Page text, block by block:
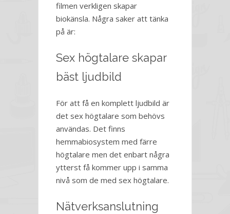
filmen verkligen skapar
biokänsla. Några saker att tänka
på är:
Sex högtalare skapar
bäst ljudbild
För att få en komplett ljudbild är
det sex högtalare som behövs
användas. Det finns
hemmabiosystem med färre
högtalare men det enbart några
ytterst få kommer upp i samma
nivå som de med sex högtalare.
Nätverksanslutning